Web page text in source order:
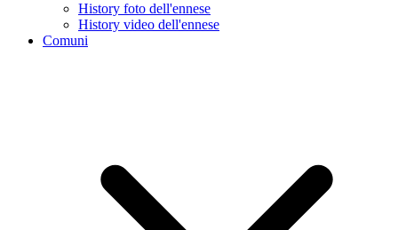
History foto dell'ennese
History video dell'ennese
Comuni